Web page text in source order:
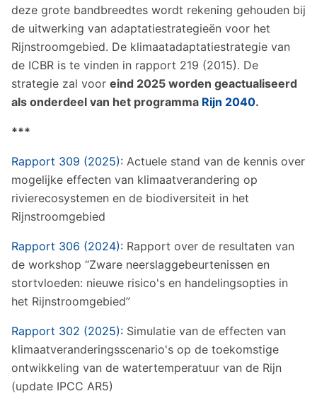
deze grote bandbreedtes wordt rekening gehouden bij
de uitwerking van adaptatiestrategieën voor het
Rijnstroomgebied. De klimaatadaptatiestrategie van
de ICBR is te vinden in rapport 219 (2015). De
strategie zal voor eind 2025 worden geactualiseerd
als onderdeel van het programma Rijn 2040.
***
Rapport 309 (2025): Actuele stand van de kennis over
mogelijke effecten van klimaatverandering op
rivierecosystemen en de biodiversiteit in het
Rijnstroomgebied
Rapport 306 (2024): Rapport over de resultaten van
de workshop “Zware neerslaggebeurtenissen en
stortvloeden: nieuwe risico's en handelingsopties in
het Rijnstroomgebied”
Rapport 302 (2025): Simulatie van de effecten van
klimaatveranderingsscenario's op de toekomstige
ontwikkeling van de watertemperatuur van de Rijn
(update IPCC AR5)